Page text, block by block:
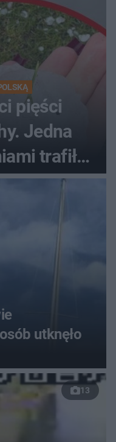
pięści
Jedna
trafiła
utknęło
13